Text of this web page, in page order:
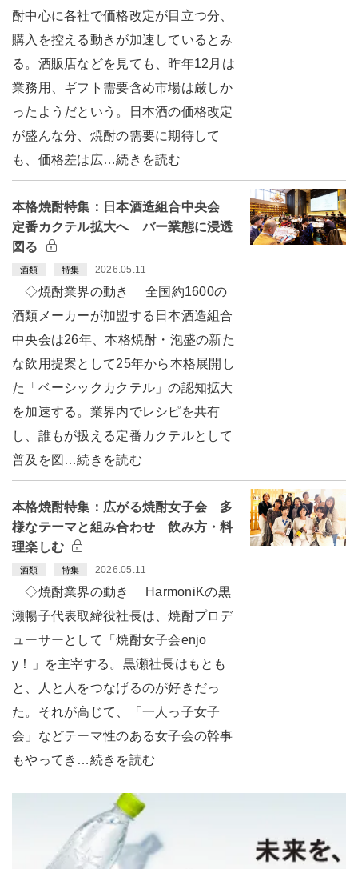
酎中心に各社で価格改定が目立つ分、
購入を控える動きが加速しているとみ
る。酒販店などを見ても、昨年12月は
業務用、ギフト需要含め市場は厳しか
ったようだという。日本酒の価格改定
が盛んな分、焼酎の需要に期待して
も、価格差は広…続きを読む
本格焼酎特集：日本酒造組合中央会
定番カクテル拡大へ バー業態に浸透
図る
酒類 特集 2026.05.11
◇焼酎業界の動き 全国約1600の
酒類メーカーが加盟する日本酒造組合
中央会は26年、本格焼酎・泡盛の新た
な飲用提案として25年から本格展開し
た「ベーシックカクテル」の認知拡大
を加速する。業界内でレシピを共有
し、誰もが扱える定番カクテルとして
普及を図…続きを読む
本格焼酎特集：広がる焼酎女子会 多
様なテーマと組み合わせ 飲み方・料
理楽しむ
酒類 特集 2026.05.11
◇焼酎業界の動き HarmoniKの黒
瀬暢子代表取締役社長は、焼酎プロデ
ューサーとして「焼酎女子会enjo
y！」を主宰する。黒瀬社長はもとも
と、人と人をつなげるのが好きだっ
た。それが高じて、「一人っ子女子
会」などテーマ性のある女子会の幹事
もやってき…続きを読む